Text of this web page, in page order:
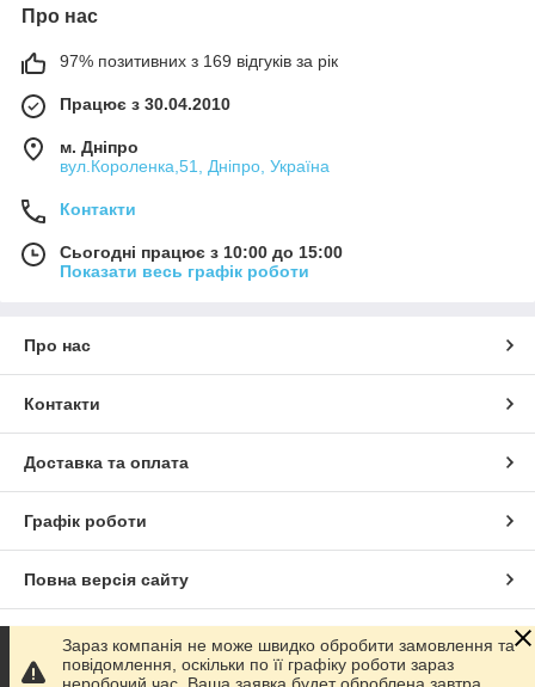
Про нас
97% позитивних з 169 відгуків за рік
Працює з 30.04.2010
м. Дніпро
вул.Короленка,51, Дніпро, Україна
Контакти
Сьогодні працює з 10:00 до 15:00
Показати весь графік роботи
Про нас
Контакти
Доставка та оплата
Графік роботи
Повна версія сайту
Сайт створено на маркетплейсі Prom.ua
Зараз компанія не може швидко обробити замовлення та
повідомлення, оскільки по її графіку роботи зараз